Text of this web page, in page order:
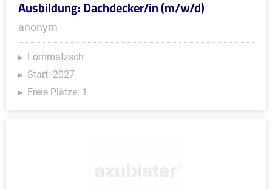
Ausbildung: Dachdecker/in (m/w/d)
anonym
Lommatzsch
Start: 2027
Freie Plätze: 1